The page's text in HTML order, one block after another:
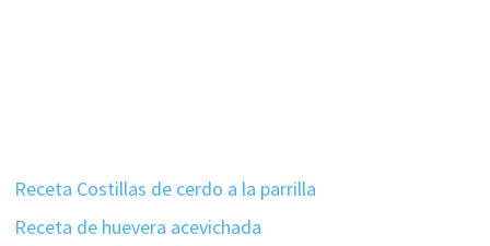
Receta Costillas de cerdo a la parrilla
Receta de huevera acevichada